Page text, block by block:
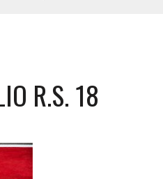
911 2,7 RS
CARS
MUSEUM BRUSSELS
R.S. 18